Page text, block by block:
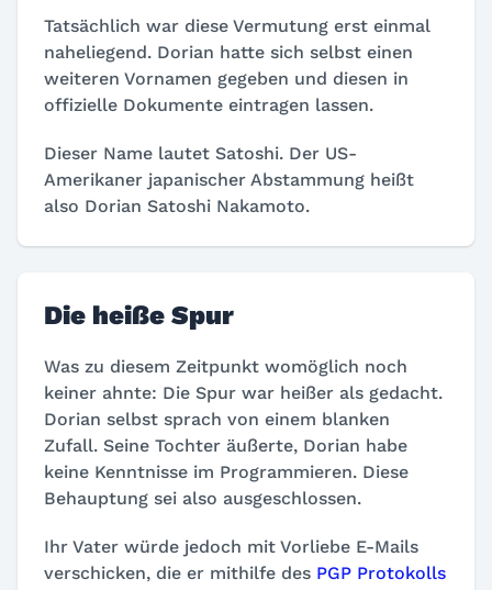
Tatsächlich war diese Vermutung erst einmal
naheliegend. Dorian hatte sich selbst einen
weiteren Vornamen gegeben und diesen in
offizielle Dokumente eintragen lassen.
Dieser Name lautet Satoshi. Der US-
Amerikaner japanischer Abstammung heißt
also Dorian Satoshi Nakamoto.
Die heiße Spur
Was zu diesem Zeitpunkt womöglich noch
keiner ahnte: Die Spur war heißer als gedacht.
Dorian selbst sprach von einem blanken
Zufall. Seine Tochter äußerte, Dorian habe
keine Kenntnisse im Programmieren. Diese
Behauptung sei also ausgeschlossen.
Ihr Vater würde jedoch mit Vorliebe E-Mails
verschicken, die er mithilfe des PGP Protokolls